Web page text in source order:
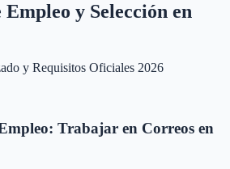
y Selección en
y Requisitos Oficiales 2026
Trabajar en Correos en